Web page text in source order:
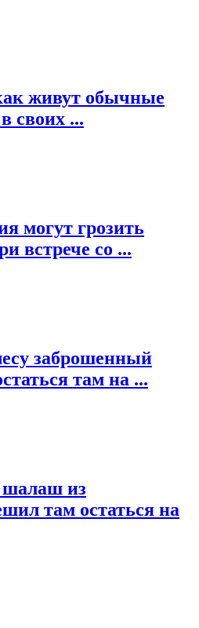
живут обычные
своих ...
могут грозить
встрече со ...
заброшенный
там на ...
из
там остаться на